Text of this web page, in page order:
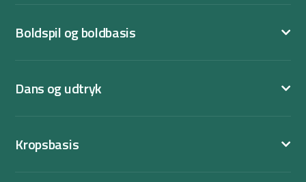
Boldspil og boldbasis
Dans og udtryk
Kropsbasis